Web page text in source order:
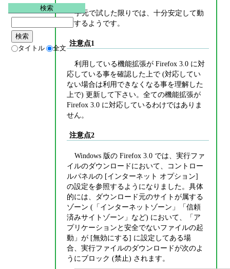
手元で試した限りでは、十分安定して動
作するようです。
注意点1
利用している機能拡張が Firefox 3.0 に対
応している事を確認した上で (対応してい
ない場合は利用できなくなる事を理解した
上で) 更新して下さい。全ての機能拡張が
Firefox 3.0 に対応しているわけではありま
せん。
注意点2
Windows 版の Firefox 3.0 では、実行ファ
イルのダウンロードにおいて、コントロー
ルパネルの [インターネット オプション]
の設定を参照するようになりました。具体
的には、ダウンロード元のサイトが属する
ゾーン (「インターネットゾーン」「信頼
済みサイトゾーン」など) において、「ア
プリケーションと安全でないファイルの起
動」が [無効にする] に設定してある場
合、実行ファイルのダウンロードが次のよ
うにブロック (禁止) されます。
検索
タイトル 全文